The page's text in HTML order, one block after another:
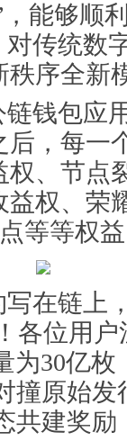
能够顺
传统数
序全新
钱包应
后，每一
、节点
权、荣
等等权
在链上
各位用
为30亿枚
撞原始发
共建奖